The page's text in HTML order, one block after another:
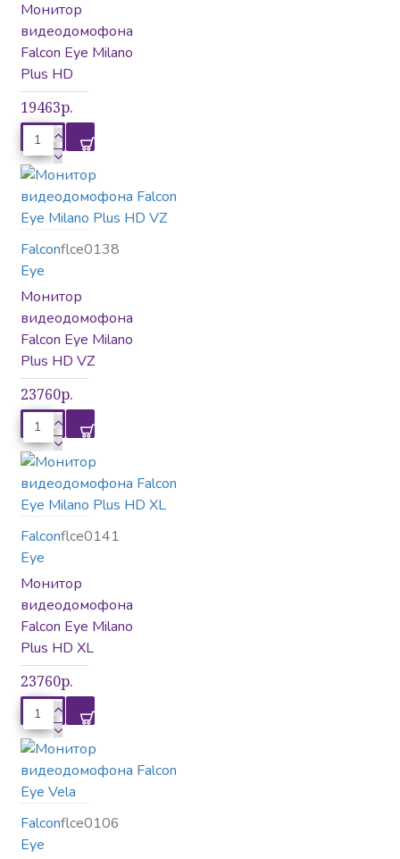
Комплекты
видеодомофонов
Контроль доступа
Сетевое оборудование
Средства связи
Монитор
видеодомофона
Falcon Eye Milano
Plus HD
19463р.
Falcon
Eye
flce0138
Монитор
видеодомофона
Falcon Eye Milano
Plus HD VZ
23760р.
Falcon
Eye
flce0141
Монитор
видеодомофона
Falcon Eye Milano
Plus HD XL
23760р.
Falcon
Eye
flce0106